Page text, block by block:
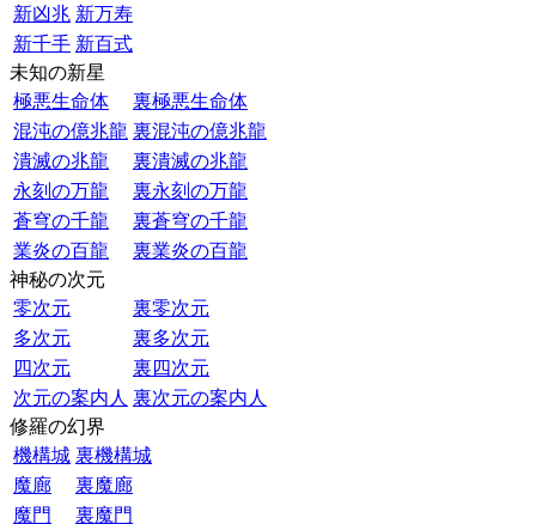
新凶兆 新万寿
新千手 新百式
未知の新星
極悪生命体
裏極悪生命体
混沌の億兆龍 裏混沌の億兆龍
潰滅の兆龍
裏潰滅の兆龍
永刻の万龍
裏永刻の万龍
蒼穹の千龍
裏蒼穹の千龍
業炎の百龍
裏業炎の百龍
神秘の次元
零次元
裏零次元
多次元
裏多次元
四次元
裏四次元
次元の案内人 裏次元の案内人
修羅の幻界
機構城 裏機構城
魔廊
裏魔廊
魔門
裏魔門